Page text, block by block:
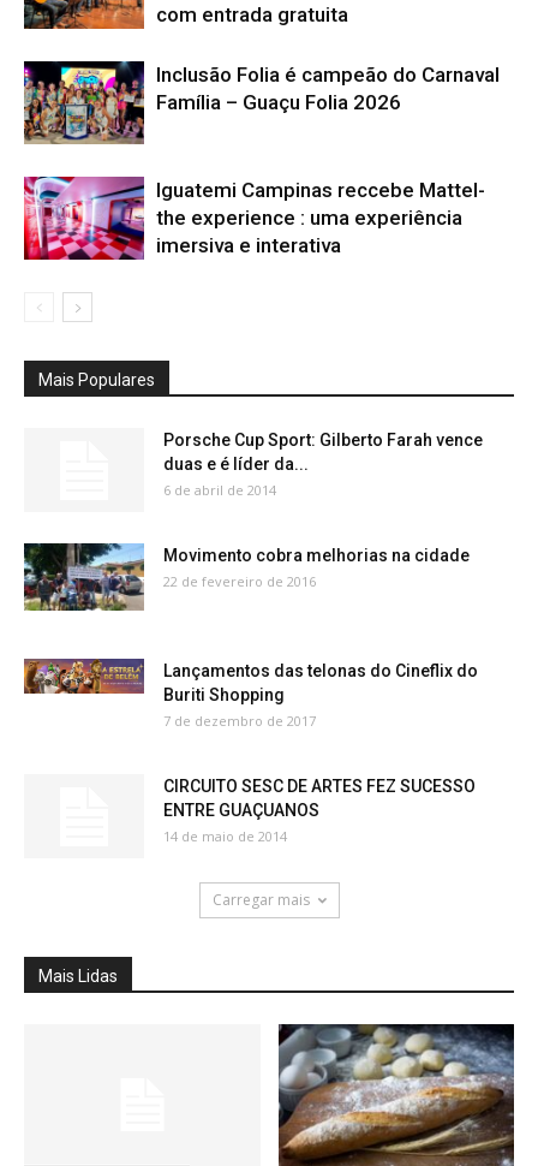
com entrada gratuita
Inclusão Folia é campeão do Carnaval
Família – Guaçu Folia 2026
Iguatemi Campinas reccebe Mattel-
the experience : uma experiência
imersiva e interativa
Mais Populares
Porsche Cup Sport: Gilberto Farah vence
duas e é líder da...
6 de abril de 2014
Movimento cobra melhorias na cidade
22 de fevereiro de 2016
Lançamentos das telonas do Cineflix do
Buriti Shopping
7 de dezembro de 2017
CIRCUITO SESC DE ARTES FEZ SUCESSO
ENTRE GUAÇUANOS
14 de maio de 2014
Carregar mais
Mais Lidas